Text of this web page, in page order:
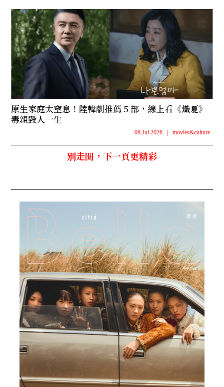
原生家庭太窒息！陸韓劇推薦 5 部，線上看《熾夏》
毒親毀人一生
08 Jul 2026 | movies&culture
別走開，下一頁更精彩